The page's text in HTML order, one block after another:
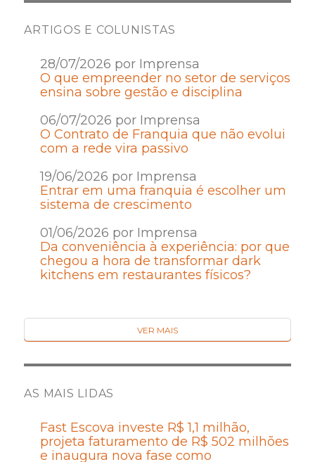
ARTIGOS E COLUNISTAS
28/07/2026 por Imprensa
O que empreender no setor de serviços
ensina sobre gestão e disciplina
06/07/2026 por Imprensa
O Contrato de Franquia que não evolui
com a rede vira passivo
19/06/2026 por Imprensa
Entrar em uma franquia é escolher um
sistema de crescimento
01/06/2026 por Imprensa
Da conveniência à experiência: por que
chegou a hora de transformar dark
kitchens em restaurantes físicos?
VER MAIS
AS MAIS LIDAS
Fast Escova investe R$ 1,1 milhão,
projeta faturamento de R$ 502 milhões
e inaugura nova fase como